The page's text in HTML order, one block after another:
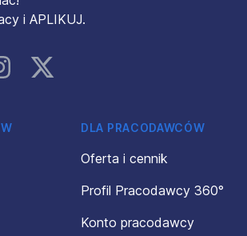
i APLIKUJ.
Instagram
DLA PRACODAWCÓW
Oferta i cennik
Profil Pracodawcy 360°
Konto pracodawcy